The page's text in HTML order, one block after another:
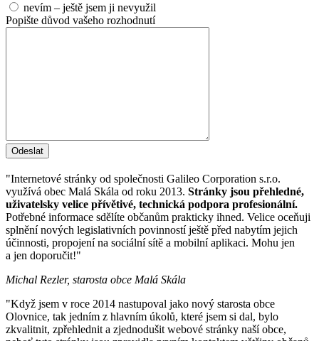
nevím – ještě jsem ji nevyužil
Popište důvod vašeho rozhodnutí
Odeslat
"Internetové stránky od společnosti Galileo Corporation s.r.o.
využívá obec Malá Skála od roku 2013. Stránky jsou přehledné,
uživatelsky velice přívětivé, technická podpora profesionální.
Potřebné informace sdělíte občanům prakticky ihned. Velice oceňuji
splnění nových legislativních povinností ještě před nabytím jejich
účinnosti, propojení na sociální sítě a mobilní aplikaci. Mohu jen
a jen doporučit!"
Michal Rezler, starosta obce Malá Skála
"Když jsem v roce 2014 nastupoval jako nový starosta obce
Olovnice, tak jedním z hlavním úkolů, které jsem si dal, bylo
zkvalitnit, zpřehlednit a zjednodušit webové stránky naší obce,